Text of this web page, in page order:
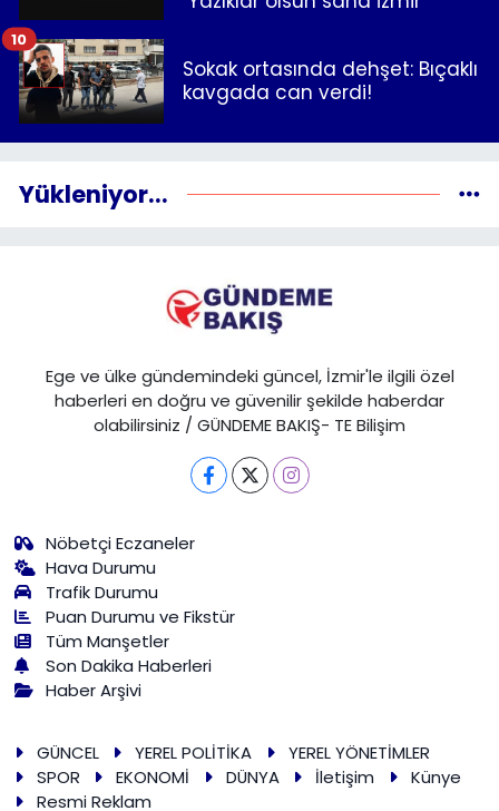
Sokak ortasında dehşet: Bıçaklı
kavgada can verdi!
10
Yükleniyor...
Ege ve ülke gündemindeki güncel, İzmir'le ilgili özel
haberleri en doğru ve güvenilir şekilde haberdar
olabilirsiniz / GÜNDEME BAKIŞ- TE Bilişim
Nöbetçi Eczaneler
Hava Durumu
Trafik Durumu
Puan Durumu ve Fikstür
Tüm Manşetler
Son Dakika Haberleri
Haber Arşivi
GÜNCEL YEREL POLİTİKA
YEREL YÖNETİMLER
SPOR
EKONOMİ DÜNYA İletişim
Künye
Resmi Reklam